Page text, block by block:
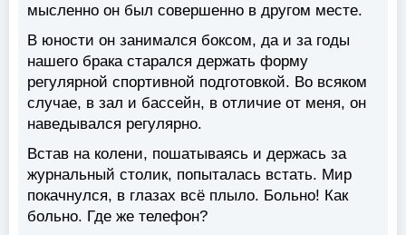
мысленно он был совершенно в другом месте.
В юности он занимался боксом, да и за годы
нашего брака старался держать форму
регулярной спортивной подготовкой. Во всяком
случае, в зал и бассейн, в отличие от меня, он
наведывался регулярно.
Встав на колени, пошатываясь и держась за
журнальный столик, попыталась встать. Мир
покачнулся, в глазах всё плыло. Больно! Как
больно. Где же телефон?